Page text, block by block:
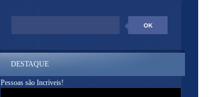
DESTAQUE
Pessoas são Incríveis!